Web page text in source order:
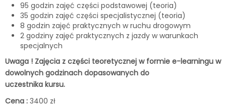
95 godzin zajęć części podstawowej (teoria)
35 godzin zajęć części specjalistycznej (teoria)
8 godzin zajęć praktycznych w ruchu drogowym
2 godziny zajęć praktycznych z jazdy w warunkach
specjalnych
Uwaga ! Zajęcia z części teoretycznej w formie e-learningu w
dowolnych godzinach dopasowanych do
uczestnika kursu.
Cena : 3400 zł